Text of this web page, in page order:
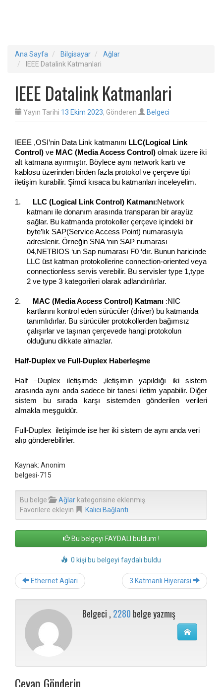
Ana Sayfa Bilgisayar
Ağlar
IEEE Datalink Katmanlari
IEEE Datalink Katmanlari
Yayın Tarihi 13 Ekim 2023, Gönderen Belgeci
IEEE ,OSI’nin Data Link katmanını LLC(Logical Link
Control) ve MAC (Media Access Control) olmak üzere iki
alt katmana ayırmıştır. Böylece aynı network kartı ve
kablosu üzerinden birden fazla protokol ve çerçeve tipi
iletişim kurabilir. Şimdi kısaca bu katmanları inceleyelim.
1. LLC (Logical Link Control) Katmanı:Network
katmanı ile donanım arasında transparan bir arayüz
sağlar. Bu katmanda protokoller çerçeve içindeki bir
byte’lık SAP(Service Access Point) numarasıyla
adreslenir. Örneğin SNA ‘nın SAP numarası
04,NETBIOS ‘un Sap numarası F0 ‘dır. Bunun haricinde
LLC üst katman protokollerine connection-oriented veya
connectionless servis verebilir. Bu servisler type 1,type
2 ve type 3 kategorileri olarak adlandırılırlar.
2. MAC (Media Access Control) Katmanı :NIC
kartlarını kontrol eden sürücüler (driver) bu katmanda
tanımlıdırlar. Bu sürücüler protokollerden bağımsız
çalışırlar ve taşınan çerçevede hangi protokolun
olduğunu dikkate almazlar.
Half-Duplex ve Full-Duplex Haberleşme
Half –Duplex iletişimde ,iletişimin yapıldığı iki sistem
arasında aynı anda sadece bir tanesi iletim yapabilir. Diğer
sistem bu sırada karşı sistemden gönderilen verileri
almakla meşguldür.
Full-Duplex
iletişimde ise her iki sistem de aynı anda veri
alıp gönderebilirler.
Kaynak: Anonim
belgesi-715
Bu belge Ağlar kategorisine eklenmiş.
Favorilere ekleyin
Kalıcı Bağlantı
Bu belgeyi FAYDALI buldum !
0 kişi bu belgeyi faydalı buldu
Post
navigation
Ethernet Aglari 3 Katmanli Hiyerarsi
Belgeci , 2280 belge yazmış
Cevap Gönderin